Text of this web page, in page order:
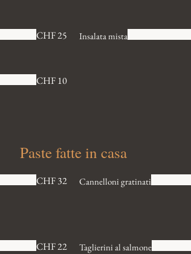
CHF 25 Insalata mista
CHF 10
Paste fatte in casa
CHF 32 Cannelloni gratinati
CHF 22 Taglierini al salmone